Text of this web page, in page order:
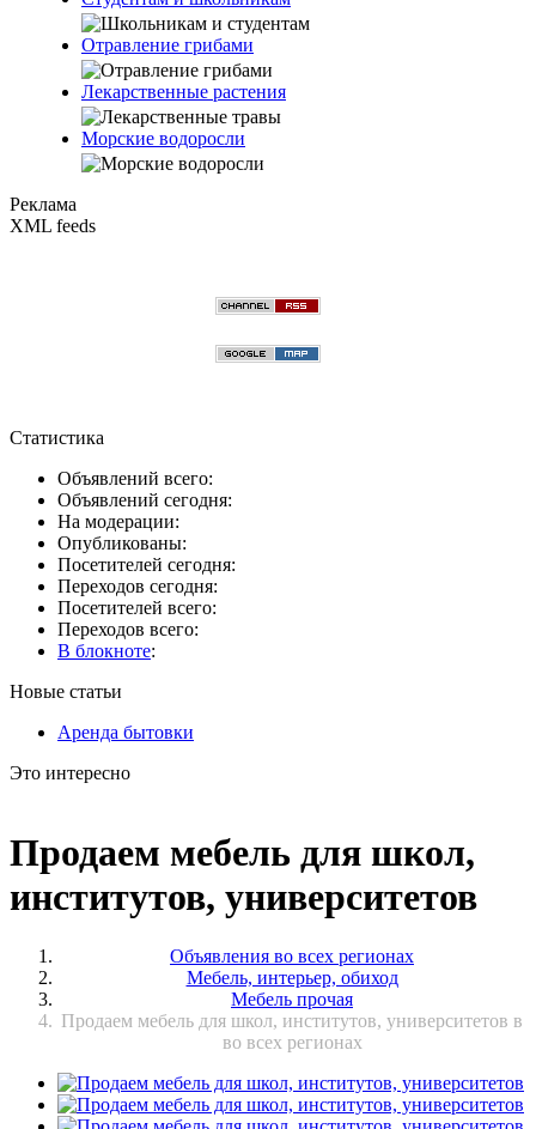
Отравление грибами
Лекарственные растения
Морские водоросли
Реклама
XML feeds
Статистика
Объявлений всего:
Объявлений сегодня:
На модерации:
Опубликованы:
Посетителей сегодня:
Переходов сегодня:
Посетителей всего:
Переходов всего:
В блокноте:
Новые статьи
Аренда бытовки
Это интересно
Продаем мебель для школ,
институтов, университетов
Объявления во всех регионах
Мебель, интерьер, обиход
Мебель прочая
Продаем мебель для школ, институтов, университетов в
во всех регионах